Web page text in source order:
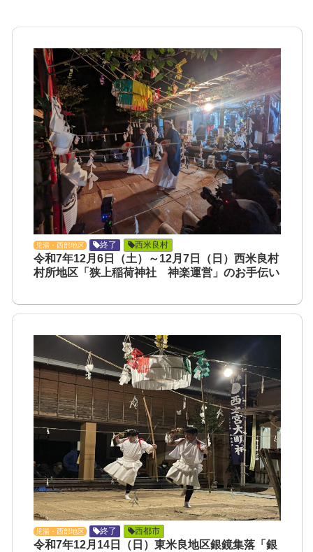
児湯・西部地区 終了 西米良村
令和7年12月6日（土）～12月7日（日）西米良村
村所地区「狭上稲荷神社 神楽運営」のお手伝い
児湯・西部地区 終了 西都市
令和7年12月14日（日）東米良地区銀鏡集落「銀